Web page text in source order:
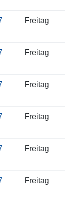
Freitag
Freitag
Freitag
Freitag
Freitag
Freitag